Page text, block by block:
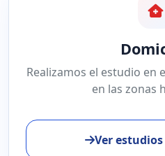
Realizamos el estudio en
en las zonas
Ver